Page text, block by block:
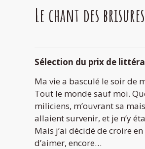
Le chant des brisures
Sélection du prix de
Ma vie a basculé le soir de
Tout le monde sauf moi.
miliciens, m’ouvrant sa
allaient survenir, et je n’y
Mais j’ai décidé de croire
d’aimer, encore…